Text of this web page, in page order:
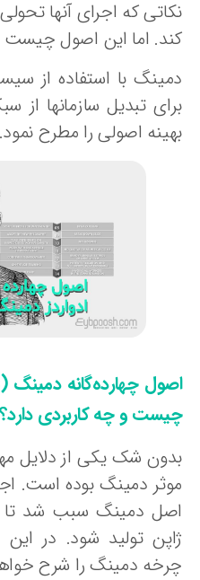
که اجرای آنها تحولی
اما این اصول چیست و چه
با استفاده از
تبدیل سازمانها از
اصولی را مطرح نمود.
چهارده‌گانه دمینگ (
و چه کاربردی دارد؟
شک یکی از دلایل مهم
دمینگ ‌بوده است.
دمینگ سبب شد تا‌
تولید شود. در این
دمینگ را شرح خواهیم